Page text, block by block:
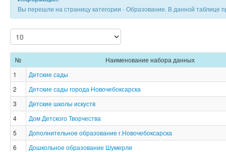
Вы перешли на страницу категории - Образование. В данной
№
Наименование набора данных
1
Детские сады
2
Детские сады города Новочебоксарска
3
Детские школы искуств
4
Дом Детского Творчества
5
Дополнительное образование г.Новочебоксарска
6
Дошкольное образование Шумерли